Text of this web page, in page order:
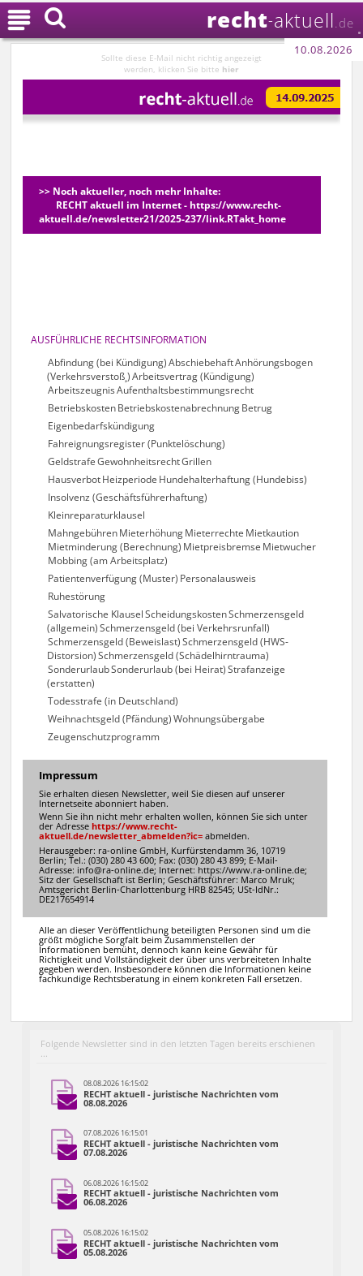
recht-aktuell .de
10.08.2026

Sollte diese E-Mail nicht richtig angezeigt
werden, klicken Sie bitte hier
>> Noch aktueller, noch mehr Inhalte:
RECHT aktuell im Internet - https://www.recht-
aktuell.de/newsletter21/2025-237/link.RTakt_home
AUSFÜHRLICHE RECHTSINFORMATION
Abfindung (bei Kündigung)AbschiebehaftAnhörungsbogen
(Verkehrsverstoß¸)Arbeitsvertrag (Kündigung)
ArbeitszeugnisAufenthaltsbestimmungsrecht
BetriebskostenBetriebskostenabrechnungBetrug
Eigenbedarfskündigung
Fahreignungsregister (Punktelöschung)
GeldstrafeGewohnheitsrechtGrillen
HausverbotHeizperiode Hundehalterhaftung (Hundebiss)
Insolvenz (Geschäftsführerhaftung)
Kleinreparaturklausel
MahngebührenMieterhöhungMieterrechte Mietkaution
Mietminderung (Berechnung) Mietpreisbremse Mietwucher
Mobbing (am Arbeitsplatz)
Patientenverfügung (Muster) Personalausweis
Ruhestörung
Salvatorische KlauselScheidungskostenSchmerzensgeld
(allgemein)Schmerzensgeld (bei Verkehrsrunfall)
Schmerzensgeld (Beweislast)Schmerzensgeld (HWS-
Distorsion)Schmerzensgeld (Schädelhirntrauma)
SonderurlaubSonderurlaub (bei Heirat)Strafanzeige
(erstatten)
Todesstrafe (in Deutschland)
Weihnachtsgeld (Pfändung)Wohnungsübergabe
Zeugenschutzprogramm
Impressum
Sie erhalten diesen Newsletter, weil Sie diesen auf unserer
Internetseite abonniert haben.
Wenn Sie ihn nicht mehr erhalten wollen, können Sie sich unter
der Adresse https://www.recht-
aktuell.de/newsletter_abmelden?ic=abmelden.
Herausgeber: ra-online GmbH, Kurfürstendamm 36, 10719
Berlin; Tel.: (030) 280 43 600; Fax: (030) 280 43 899; E-Mail-
Adresse: info@ra-online.de; Internet: https://www.ra-online.de;
Sitz der Gesellschaft ist Berlin; Geschäftsführer: Marco Mruk;
Amtsgericht Berlin-Charlottenburg HRB 82545; USt-IdNr.:
DE217654914
Alle an dieser Veröffentlichung beteiligten Personen sind um die
größt mögliche Sorgfalt beim Zusammenstellen der
Informationen bemüht, dennoch kann keine Gewähr für
Richtigkeit und Vollständigkeit der über uns verbreiteten Inhalte
gegeben werden. Insbesondere können die Informationen keine
fachkundige Rechtsberatung in einem konkreten Fall ersetzen.
Folgende Newsletter sind in den letzten Tagen bereits erschienen
...
08.08.2026 16:15:02
RECHT aktuell - juristische Nachrichten vom
08.08.2026
07.08.2026 16:15:01
RECHT aktuell - juristische Nachrichten vom
07.08.2026
06.08.2026 16:15:02
RECHT aktuell - juristische Nachrichten vom
06.08.2026
05.08.2026 16:15:02
RECHT aktuell - juristische Nachrichten vom
05.08.2026